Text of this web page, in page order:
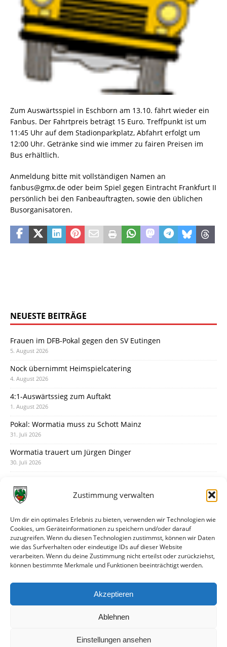
Zustimmung verwalten
Um dir ein optimales Erlebnis zu bieten, verwenden wir Technologien wie
Cookies, um Geräteinformationen zu speichern und/oder darauf
zuzugreifen. Wenn du diesen Technologien zustimmst, können wir Daten
wie das Surfverhalten oder eindeutige IDs auf dieser Website
verarbeiten. Wenn du deine Zustimmung nicht erteilst oder zurückziehst,
können bestimmte Merkmale und Funktionen beeinträchtigt werden.
Akzeptieren
Ablehnen
Einstellungen ansehen
Zum Auswärtsspiel in Eschborn am 13.10. fährt wieder ein
Fanbus. Der Fahrtpreis beträgt 15 Euro. Treffpunkt ist um
11:45 Uhr auf dem Stadionparkplatz, Abfahrt erfolgt um
12:00 Uhr. Getränke sind wie immer zu fairen Preisen im
Bus erhältlich.
Anmeldung bitte mit vollständigen Namen an
fanbus@gmx.de oder beim Spiel gegen Eintracht Frankfurt II
persönlich bei den Fanbeauftragten, sowie den üblichen
Busorganisatoren.
NEUESTE BEITRÄGE
Frauen im DFB-Pokal gegen den SV Eutingen
5. August 2026
Nock übernimmt Heimspielcatering
4. August 2026
4:1-Auswärtssieg zum Auftakt
1. August 2026
Pokal: Wormatia muss zu Schott Mainz
31. Juli 2026
Wormatia trauert um Jürgen Dinger
30. Juli 2026
28. Juli 2026
28. Juli 2026
Neue Podcast-Folge: So tickt Björn!
27. Juli 2026
Eindrücke vom Stadionfest
Unterhaltsamer Abschlusstest mit später Niederlage
25. Juli 2026